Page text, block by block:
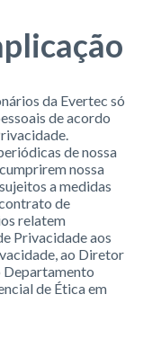
da Evertec só
de acordo
de nossa
nossa
a medidas
de
relatem
Privacidade aos
ao Diretor
Departamento
de Ética em